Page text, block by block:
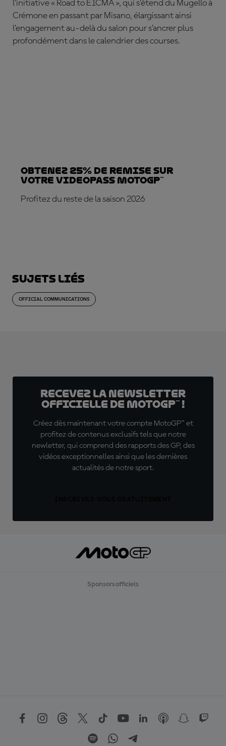
l’initiative « Road to EICMA », qui s’étend du Mugello à
Crémone en passant par Misano, élargissant ainsi
l’engagement au-delà du salon pour s’ancrer plus
profondément dans le calendrier des courses.
Obtenez 25% de REMISE sur
votre VideoPass MotoGP™
Profitez du reste de la saison 2026
Sujets liés
OFFICIAL COMMUNICATIONS
Recevez la Newsletter
officielle de MotoGP™ !
Créez dès maintenant votre compte MotoGP™ et
profitez de contenus exclusifs tels que notre
newletter, qui comprend des rapports des GP, des
vidéos exceptionnelles ainsi que les dernières
actualités de notre sport.
Sponsors officiels